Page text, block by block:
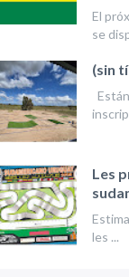
El
se
(sin
Les
les ...